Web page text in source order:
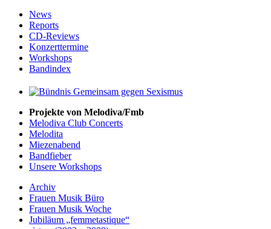
News
Reports
CD-Reviews
Konzerttermine
Workshops
Bandindex
Projekte von Melodiva/Fmb
Melodiva Club Concerts
Melodita
Miezenabend
Bandfieber
Unsere Workshops
Archiv
Frauen Musik Büro
Frauen Musik Woche
Jubiläum „femmetastique“